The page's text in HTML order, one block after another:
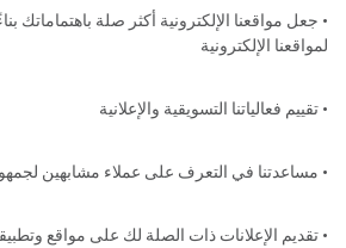
• جعل مواقعنا الإلكترونية أكثر صلة باهتماماتك
لمواقعنا الإلكترونية
• تقييم فعالياتنا التسويقية والإعلانية
• مساعدتنا في التعرف على عملاء مشابهين
• تقديم الإعلانات ذات الصلة لك على مواقع